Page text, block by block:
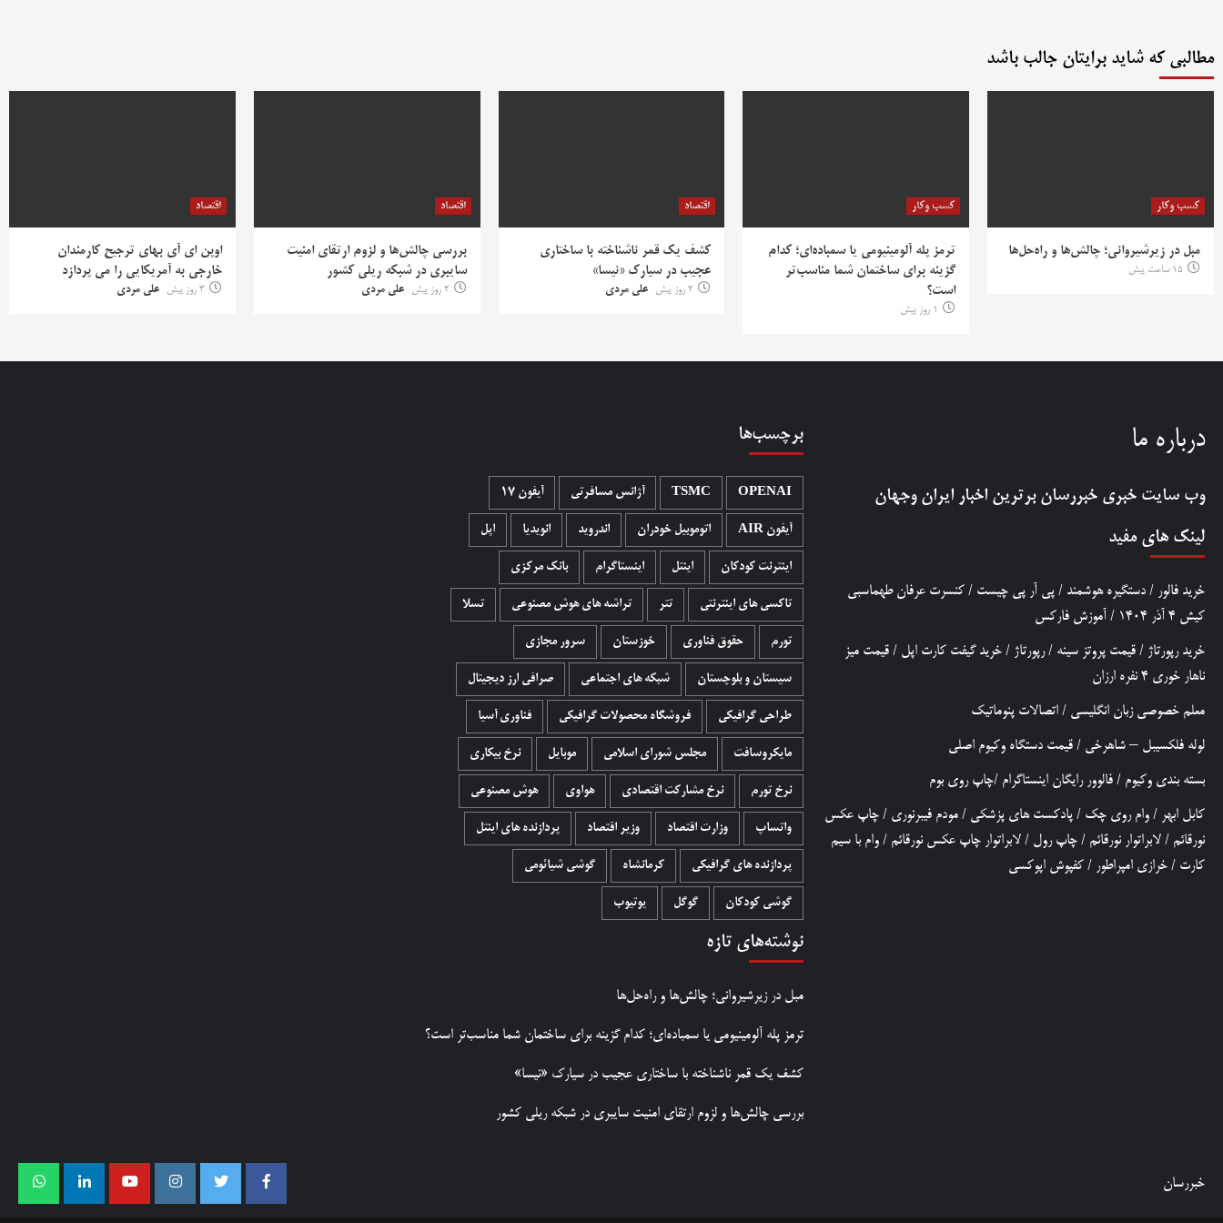
مطالبی که شاید برایتان جالب باشد
کسب وکار
مبل در زیرشیروانی؛ چالش‌ها و راه‌حل‌ها
15 ساعت پیش
کسب وکار
ترمز پله آلومینیومی یا سمباده‌ای؛ کدام
گزینه برای ساختمان شما مناسب‌تر
است؟
1 روز پیش
اقتصاد
کشف یک قمر ناشناخته با ساختاری
عجیب در سیارک «نیسا»
2 روز پیش علی مردی
اقتصاد
بررسی چالش‌ها و لزوم ارتقای امنیت
سایبری در شبکه ریلی کشور
2 روز پیش علی مردی
اقتصاد
اوپن ای آی بهای ترجیح کارمندان
خارجی به آمریکایی را می پردازد
3 روز پیش علی مردی
درباره ما
وب سایت خبری خبررسان برترین اخبار ایران وجهان
لینک های مفید
خرید فالور / دستگیره هوشمند / پی آر پی چیست / کنسرت عرفان طهماسبی
کیش 4 آذر 1404
/ آموزش فارکس
خرید رپورتاژ / قیمت پروتز سینه /رپورتاژ / خرید گیفت کارت اپل / قیمت میز
ناهار خوری 4 نفره ارزان
معلم خصوصی زبان انگلیسی / اتصالات پنوماتیک
لوله فلکسیبل – شاهرخی / قیمت دستگاه وکیوم اصلی
بسته بندی وکیوم / فالوور رایگان اینستاگرام /چاپ روی بوم
کابل ابهر / وام روی چک / پادکست های پزشکی / مودم فیبرنوری / چاپ عکس
نورقائم / لابراتوار نورقائم / چاپ رول / لابراتوار چاپ عکس نورقائم / وام با سیم
کارت / خرازی امپراطور / کفپوش اپوکسی
برچسب‌ها
OPENAI
TSMC آژانس مسافرتی آیفون 17
آیفون AIR اتوموبیل خودران اندروید انویدیا اپل
اینترنت کودکان اینتل اینستاگرام بانک مرکزی
تاکسی های اینترنتی تتر تراشه های هوش مصنوعی تسلا
تورم حقوق فناوری خوزستان سرور مجازی
سیستان و بلوچستان شبکه های اجتماعی صرافی ارز دیجیتال
طراحی گرافیکی فروشگاه محصولات گرافيکی فناوری آسیا
مایکروسافت مجلس شورای اسلامی موبایل نرخ بیکاری
نرخ تورم نرخ مشارکت اقتصادی هواوی هوش مصنوعی
واتساپ وزارت اقتصاد وزیر اقتصاد پردازنده های اینتل
پردازنده های گرافیکی کرمانشاه گوشی شیائومی
گوشی کودکان گوگل یوتیوب
نوشته‌های تازه
مبل در زیرشیروانی؛ چالش‌ها و راه‌حل‌ها
ترمز پله آلومینیومی یا سمباده‌ای؛ کدام گزینه برای ساختمان شما مناسب‌تر است؟
کشف یک قمر ناشناخته با ساختاری عجیب در سیارک «نیسا»
بررسی چالش‌ها و لزوم ارتقای امنیت سایبری در شبکه ریلی کشور
خبررسان